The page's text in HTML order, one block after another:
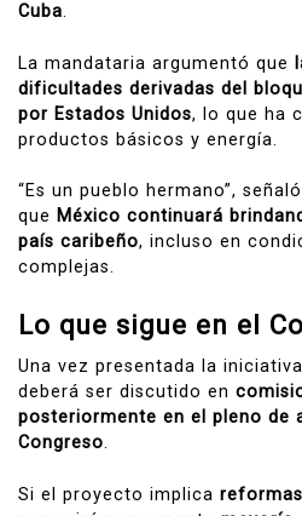
Cuba.
La mandataria argumentó que
dificultades derivadas del
por Estados Unidos, lo que ha
productos básicos y energía.
“Es un pueblo hermano”, señaló
que México continuará
país caribeño, incluso en
complejas.
Lo que sigue en el
Una vez presentada la
deberá ser discutido en
posteriormente en el pleno de
Congreso.
Si el proyecto implica